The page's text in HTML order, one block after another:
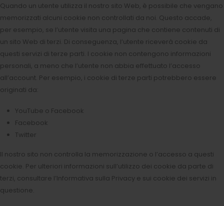
Quando un utente utilizza il nostro sito Web, è possibile che vengano
memorizzati alcuni cookie non controllati da noi. Questo accade,
per esempio, se l’utente visita una pagina che contiene contenuti di
un sito Web di terzi. Di conseguenza, l’utente riceverà cookie da
questi servizi di terze parti. I cookie non contengono informazioni
personali, a meno che l’utente non abbia effettuato l’accesso
all’account. Per esempio, i cookie di terze parti potrebbero essere
originati da:
YouTube o Facebook
Facebook
Twitter
Il nostro sito non controlla la memorizzazione o l’accesso a questi
cookie. Per ulteriori informazioni sull’utilizzo dei cookie da parte di
terzi, consultare l’Informativa sulla Privacy e sui cookie dei servizi in
questione.